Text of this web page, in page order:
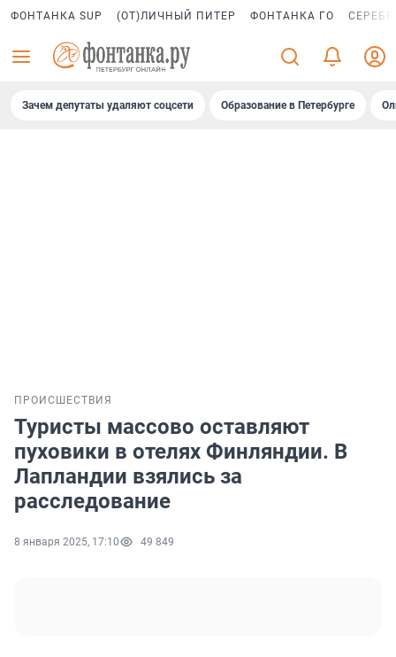
ФОНТАНКА SUP (ОТ)ЛИЧНЫЙ ПИТЕР ФОНТАНКА ГО
Зачем депутаты удаляют соцсети Образование в Петербурге
ПРОИСШЕСТВИЯ
Туристы массово оставляют
пуховики в отелях Финляндии. В
Лапландии взялись за
расследование
8 января 2025, 17:10 49 849